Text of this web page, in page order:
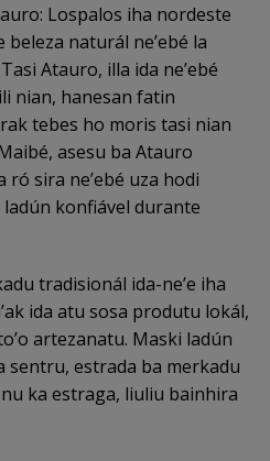
Lospalos iha nordeste
naturál ne’ebé la
Atauro, illa ida ne’ebé
nian, hanesan fatin
tebes ho moris tasi nian
asesu ba Atauro
sira ne’ebé uza hodi
konfiável durante
tradisionál ida-ne’e iha
ida atu sosa produtu lokál,
artezanatu. Maski ladún
sentru, estrada ba merkadu
ka estraga, liuliu bainhira